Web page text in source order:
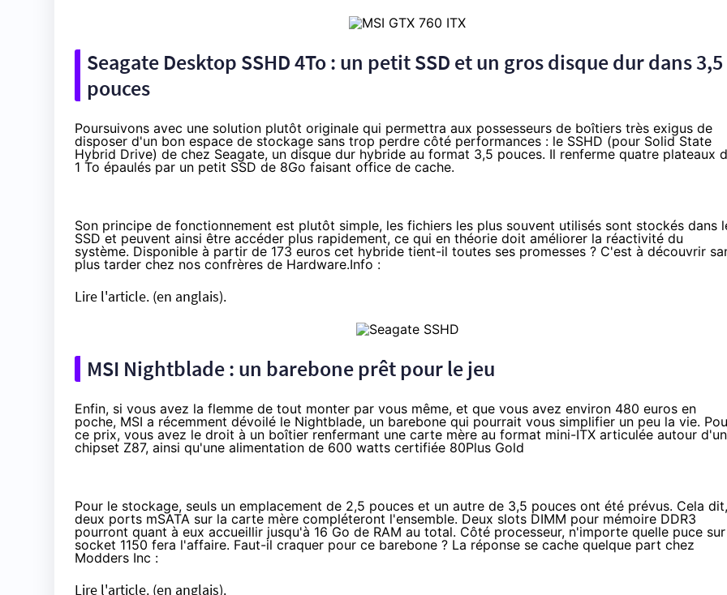
Seagate Desktop SSHD 4To : un petitSSD et un gros disque dur dans 3,5
pouces
Poursuivons avec une solution plutôt originale qui permettra aux possesseurs de boîtiers très exigus de
disposer d'un bon espace de stockage sans trop perdre côté performances : le SSHD (pour Solid State
Hybrid Drive) de chez Seagate, un disque dur hybride au format 3,5 pouces. Il renferme quatre plateaux
1 To épaulés par un petit SSD de 8Go faisant office de cache.
Son principe de fonctionnement est plutôt simple, les fichiers les plus souvent utilisés sont stockés dans
SSD et peuvent ainsi être accéder plus rapidement, ce qui en théorie doit améliorer la réactivité du
système. Disponible à partir de 173 euroscet hybride tient-il toutes ses promesses ? C'est à découvrir
plus tarder chez nos confrères de Hardware.Info :
Lire l'article. (en anglais).
MSI Nightblade : un barebone prêt pour le jeu
Enfin, si vous avez la flemme de tout monter par vous même, et que vous avez environ 480 euros en
poche, MSI a récemment dévoilé le Nightblade, un barebone qui pourrait vous simplifier un peu la vie.
ce prix, vous avez le droit à un boîtier renfermant une carte mère au format mini-ITX articulée autour d'un
chipset Z87, ainsi qu'une alimentation de 600 watts certifiée 80Plus Gold
Pour le stockage, seuls un emplacement de 2,5 pouces et un autre de 3,5 pouces ont été prévus. Cela dit,
deux ports mSATA sur la carte mère compléteront l'ensemble. Deux slots DIMM pour mémoire DDR3
pourront quant à eux accueillir jusqu'à 16 Go de RAM au total. Côté processeur, n'importe quelle puce sur
socket 1150 fera l'affaire. Faut-il craquer pour ce barebone ? La réponse se cache quelque part chez
Modders Inc :
Lire l'article. (en anglais).